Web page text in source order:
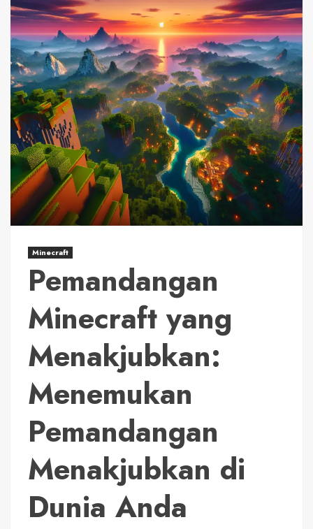
Minecraft
Pemandangan
Minecraft yang
Menakjubkan:
Menemukan
Pemandangan
Menakjubkan di
Dunia Anda